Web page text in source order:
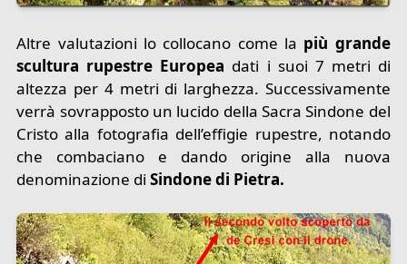
Altre valutazioni lo collocano come la più grande
scultura rupestre Europea dati i suoi 7 metri di
altezza per 4 metri di larghezza. Successivamente
verrà sovrapposto un lucido della Sacra Sindone del
Cristo alla fotografia dell’effigie rupestre, notando
che combaciano e dando origine alla nuova
denominazione di Sindone di Pietra.